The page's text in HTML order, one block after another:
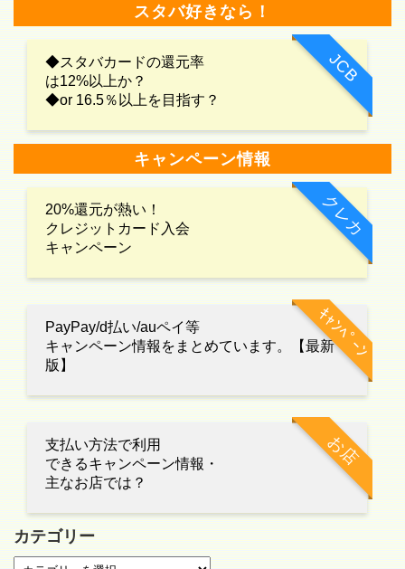
スタバ好きなら！
JCB
◆スタバカードの還元率
は12%以上か？
◆or 16.5％以上を目指す？
キャンペーン情報
クレカ
20%還元が熱い！
クレジットカード入会
キャンペーン
ｷｬﾝﾍﾟｰﾝ
PayPay/d払い/auペイ等
キャンペーン情報をまとめています。【最新
版】
お店
支払い方法で利用
できるキャンペーン情報・
主なお店では？
カテゴリー